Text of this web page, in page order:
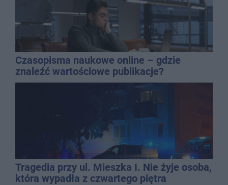
Czasopisma naukowe online – gdzie
znaleźć wartościowe publikacje?
Tragedia przy ul. Mieszka I. Nie żyje osoba,
która wypadła z czwartego piętra